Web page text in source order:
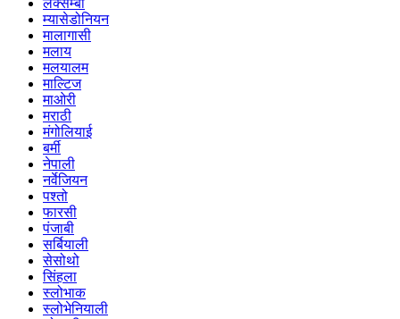
लक्सेम्बो
म्यासेडोनियन
मालागासी
मलाय
मलयालम
माल्टिज
माओरी
मराठी
मंगोलियाई
बर्मी
नेपाली
नर्वेजियन
पश्तो
फारसी
पंजाबी
सर्बियाली
सेसोथो
सिंहला
स्लोभाक
स्लोभेनियाली